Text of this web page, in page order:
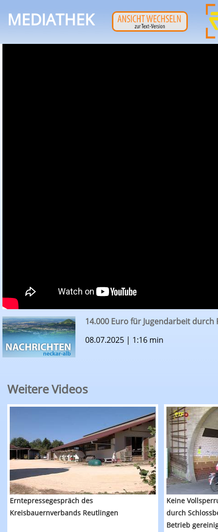
MEDIATHEK
14.000 Euro für Jugendarbeit durch
08.07.2025 | 1:16 min
Weitere Videos
RTF.1-Nachrichten: Erntepressegespräch des
Erntepressegespräch des
Kreisbauernverbands Reutlingen
RTF.1-
Keine
durch
Betrieb